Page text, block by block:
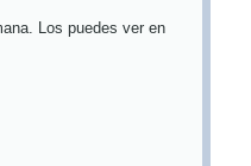
Los puedes ver en